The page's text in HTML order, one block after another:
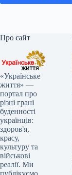
Про сайт
«Українське
життя» —
портал про
різні грані
буденності
українців:
здоров'я,
красу,
культуру та
військові
реалії. Ми